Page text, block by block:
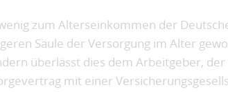
zum Alterseinkommen der
Säule der Versorgung im Alter
überlässt dies dem Arbeitgeber,
mit einer